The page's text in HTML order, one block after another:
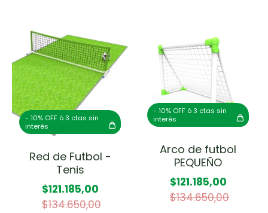
- 10% OFF ó 3 ctas sin
interés
Red de Futbol -
Tenis
$121.185,00
$134.650,00
- 10% OFF ó 3 ctas sin
interés
Arco de futbol
PEQUEÑO
$121.185,00
$134.650,00